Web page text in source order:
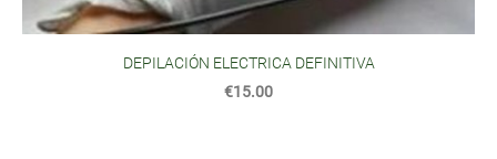
DEPILACIÓN ELECTRICA DEFINITIVA
€15.00